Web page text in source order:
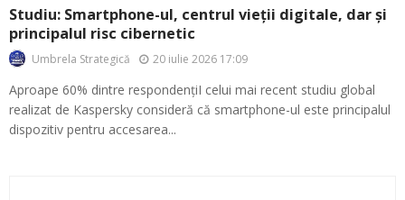
Studiu: Smartphone-ul, centrul vieții digitale, dar și
principalul risc cibernetic
Umbrela Strategică 20 iulie 2026 17:09
Aproape 60% dintre respondențiI celui mai recent studiu global
realizat de Kaspersky consideră că smartphone-ul este principalul
dispozitiv pentru accesarea...